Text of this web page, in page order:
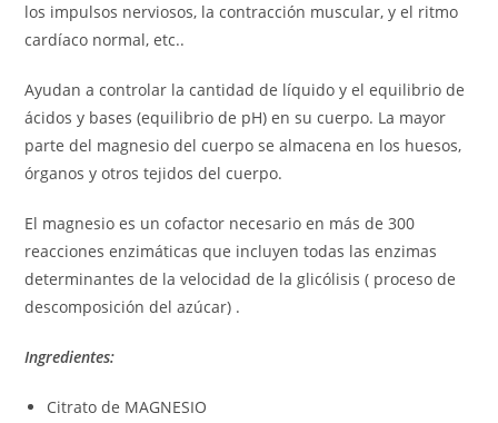
los impulsos nerviosos, la contracción muscular, y el ritmo
cardíaco normal, etc..
Ayudan a controlar la cantidad de líquido y el equilibrio de
ácidos y bases (equilibrio de pH) en su cuerpo. La mayor
parte del magnesio del cuerpo se almacena en los huesos,
órganos y otros tejidos del cuerpo.
El magnesio es un cofactor necesario en más de 300
reacciones enzimáticas que incluyen todas las enzimas
determinantes de la velocidad de la glicólisis ( proceso de
descomposición del azúcar) .
Ingredientes:
Citrato de MAGNESIO